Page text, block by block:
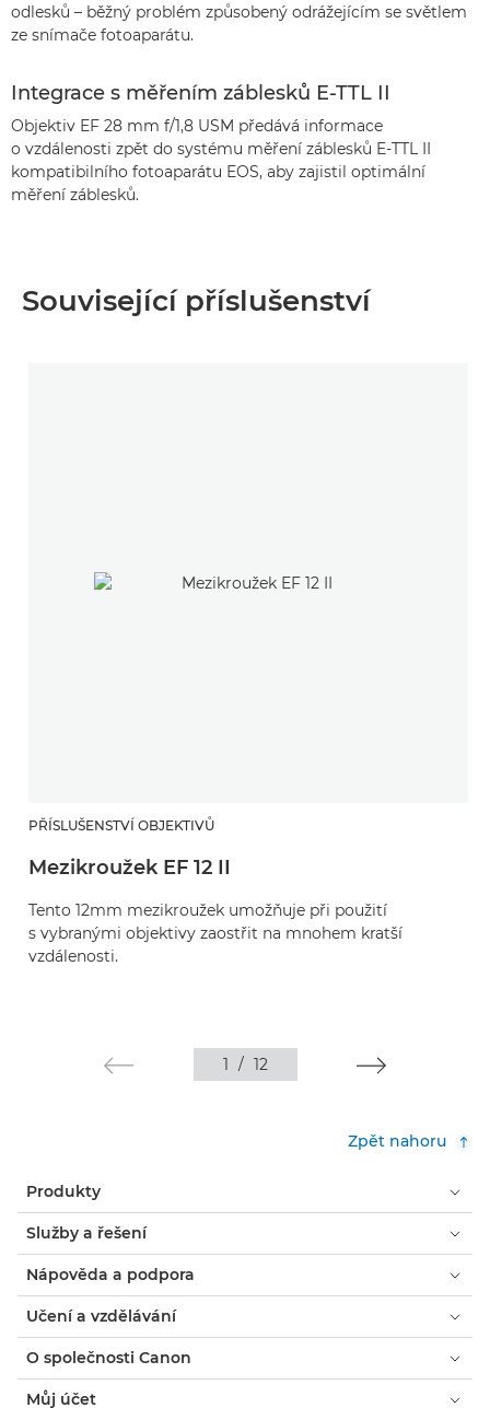
odlesků – běžný problém způsobený odrážejícím se světlem
ze snímače fotoaparátu.
Integrace s měřením záblesků E-TTL II
Objektiv EF 28 mm f/1,8 USM předává informace
o vzdálenosti zpět do systému měření záblesků E-TTL II
kompatibilního fotoaparátu EOS, aby zajistil optimální
měření záblesků.
Související příslušenství
PŘÍSLUŠENSTVÍ OBJEKTIVŮ
Mezikroužek EF 12 II
Tento 12mm mezikroužek umožňuje při použití
s vybranými objektivy zaostřit na mnohem kratší
vzdálenosti.
1 / 12
Zpět nahoru
Produkty
Služby a řešení
Nápověda a podpora
Učení a vzdělávání
O společnosti Canon
Můj účet